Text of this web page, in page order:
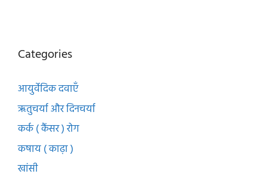
Categories
आयुर्वेदिक दवाएँ
ऋतुचर्या और दिनचर्या
कर्क ( कैंसर ) रोग
कषाय ( काढ़ा )
खांसी